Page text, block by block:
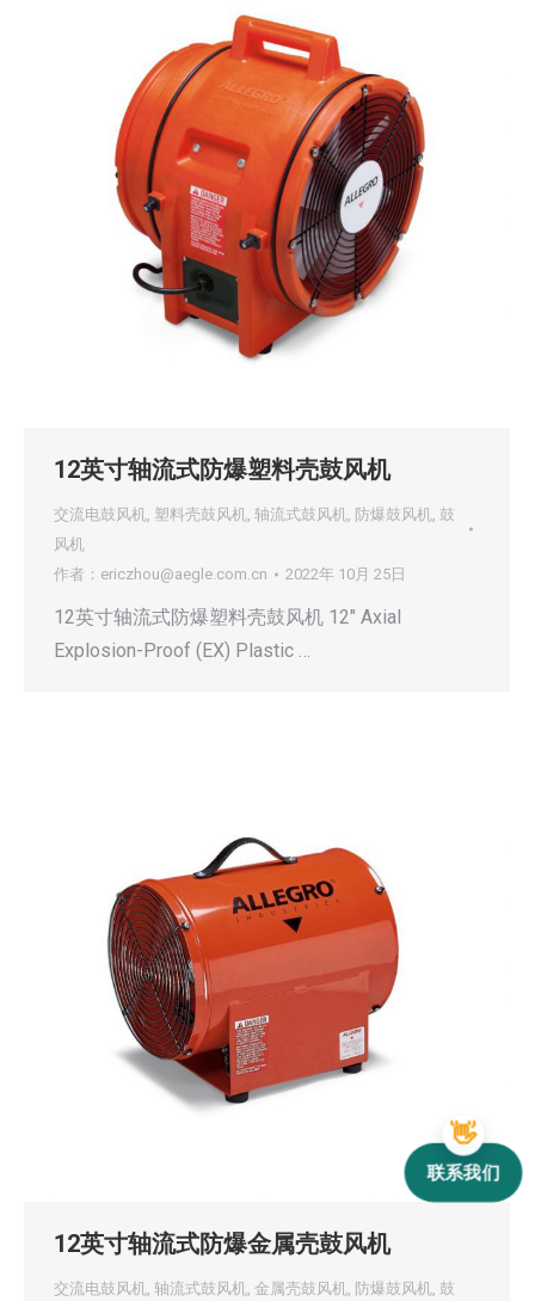
12英寸轴流式防爆塑料壳鼓风机
交流电鼓风机, 塑料壳鼓风机, 轴流式鼓风机, 防爆鼓风机, 鼓
风机
作者： ericzhou@aegle.com.cn 2022年 10月 25日
12英寸轴流式防爆塑料壳鼓风机 12″ Axial
Explosion-Proof (EX) Plastic …
12英寸轴流式防爆金属壳鼓风机
交流电鼓风机, 轴流式鼓风机, 金属壳鼓风机, 防爆鼓风机, 鼓
联系我们